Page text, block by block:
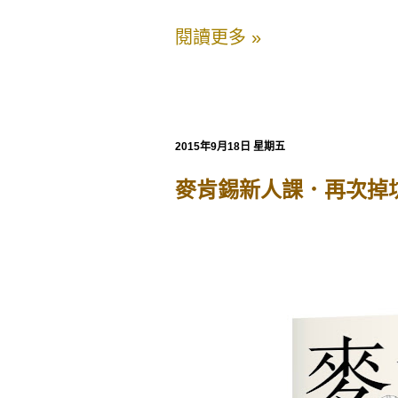
閱讀更多 »
2015年9月18日 星期五
麥肯錫新人課．再次掉